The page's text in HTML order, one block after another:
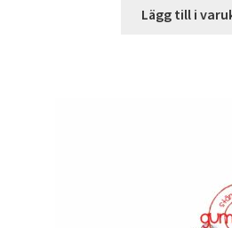
Lägg till i